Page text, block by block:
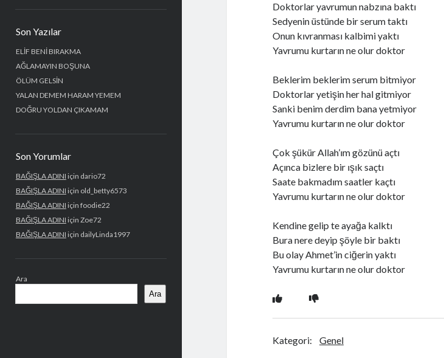
Menü
Son Yazılar
ELİF BENİ BIRAKMA
AĞLAMAYIN BOŞUNA
ÖLÜM GELSİN
YALAN DEMEM HARAM YEMEM
DOĞRU YOLDAN ÇIKAMAM
Son Yorumlar
BAĞIŞLA ADINI için dario72
BAĞIŞLA ADINI için old_betty6573
BAĞIŞLA ADINI için foodie22
BAĞIŞLA ADINI için Zoe72
BAĞIŞLA ADINI için dailyLinda1997
Ara
Ara
Doktorlar yavrumun nabzına baktı
Sedyenin üstünde bir serum taktı
Onun kıvranması kalbimi yaktı
Yavrumu kurtarın ne olur doktor
Beklerim beklerim serum bitmiyor
Doktorlar yetişin her hal gitmiyor
Sanki benim derdim bana yetmiyor
Yavrumu kurtarın ne olur doktor
Çok şükür Allah’ım gözünü açtı
Açınca bizlere bir ışık saçtı
Saate bakmadım saatler kaçtı
Yavrumu kurtarın ne olur doktor
Kendine gelip te ayağa kalktı
Bura nere deyip şöyle bir baktı
Bu olay Ahmet’in ciğerin yaktı
Yavrumu kurtarın ne olur doktor
Kategori: Genel